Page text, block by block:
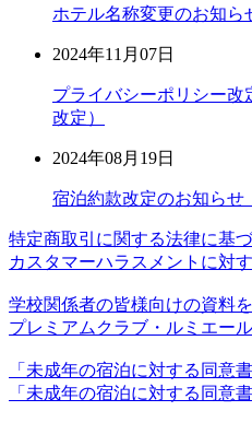
ホテル名称変更のお知ら
2024年11月07日
プライバシーポリシー改
改定）
2024年08月19日
宿泊約款改定のお知らせ
特定商取引に関する法律に基
カスタマーハラスメントに対
学校関係者の皆様向けの資料
プレミアムクラブ・ルミエー
「未成年の宿泊に対する同意
「未成年の宿泊に対する同意